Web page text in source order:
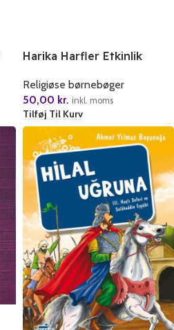
Harika Harfler Etkinlik
Religiøse børnebøger
50,00 kr. inkl. moms
Tilføj Til Kurv